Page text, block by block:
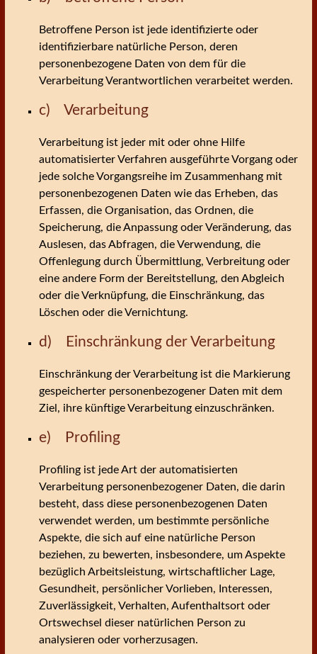
Betroffene Person ist jede identifizierte oder
identifizierbare natürliche Person, deren
personenbezogene Daten von dem für die
Verarbeitung Verantwortlichen verarbeitet werden.
c) Verarbeitung
Verarbeitung ist jeder mit oder ohne Hilfe
automatisierter Verfahren ausgeführte Vorgang oder
jede solche Vorgangsreihe im Zusammenhang mit
personenbezogenen Daten wie das Erheben, das
Erfassen, die Organisation, das Ordnen, die
Speicherung, die Anpassung oder Veränderung, das
Auslesen, das Abfragen, die Verwendung, die
Offenlegung durch Übermittlung, Verbreitung oder
eine andere Form der Bereitstellung, den Abgleich
oder die Verknüpfung, die Einschränkung, das
Löschen oder die Vernichtung.
d) Einschränkung der Verarbeitung
Einschränkung der Verarbeitung ist die Markierung
gespeicherter personenbezogener Daten mit dem
Ziel, ihre künftige Verarbeitung einzuschränken.
e) Profiling
Profiling ist jede Art der automatisierten
Verarbeitung personenbezogener Daten, die darin
besteht, dass diese personenbezogenen Daten
verwendet werden, um bestimmte persönliche
Aspekte, die sich auf eine natürliche Person
beziehen, zu bewerten, insbesondere, um Aspekte
bezüglich Arbeitsleistung, wirtschaftlicher Lage,
Gesundheit, persönlicher Vorlieben, Interessen,
Zuverlässigkeit, Verhalten, Aufenthaltsort oder
Ortswechsel dieser natürlichen Person zu
analysieren oder vorherzusagen.